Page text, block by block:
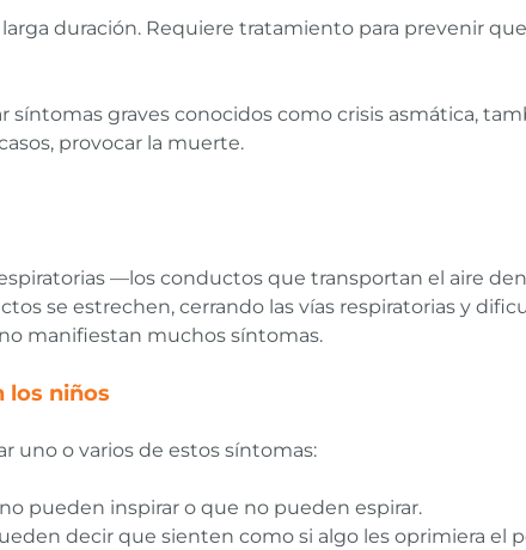
duración. Requiere tratamiento para prevenir
síntomas graves conocidos como crisis asmática,
provocar la muerte.
—los conductos que transportan el aire
se estrechen, cerrando las vías respiratorias y
manifiestan muchos síntomas.
los niños
uno o varios de estos síntomas:
pueden inspirar o que no pueden espirar.
decir que sienten como si algo les oprimiera el